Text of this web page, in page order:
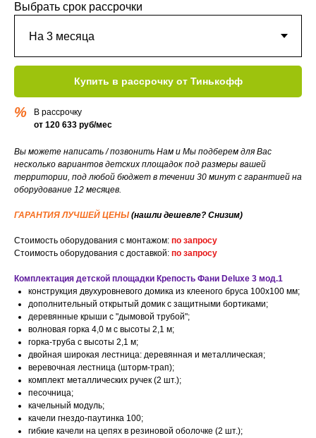
Выбрать срок рассрочки
Купить в рассрочку от Тинькофф
%
В рассрочку
от 120 633 руб/мес
Вы можете написать / позвонить Нам и Мы подберем для Вас
несколько вариантов детских площадок под размеры вашей
территории, под любой бюджет в течении 30 минут с гарантией на
оборудование 12 месяцев.
ГАРАНТИЯ ЛУЧШЕЙ ЦЕНЫ(нашли дешевле? Снизим)
Стоимость оборудования с монтажом: по запросу
Стоимость оборудования с доставкой: по запросу
Комплектация детской площадки Крепость Фани Deluxe 3 мод.1
конструкция двухуровневого домика из клееного бруса 100х100 мм;
дополнительный открытый домик с защитными бортиками;
деревянные крыши с "дымовой трубой";
волновая горка 4,0 м c высоты 2,1 м;
горка-труба c высоты 2,1 м;
двойная широкая лестница: деревянная и металлическая;
веревочная лестница (шторм-трап);
комплект металлических ручек (2 шт.);
песочница;
качельный модуль;
качели гнездо-паутинка 100;
гибкие качели на цепях в резиновой оболочке (2 шт.);